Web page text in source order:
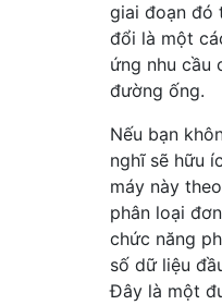
giai đoạn đó
đổi là một
ứng nhu cầu
đường ống.
Nếu bạn
nghĩ sẽ hữu
máy này
phân loại
chức năng
số dữ liệu
Đây là một